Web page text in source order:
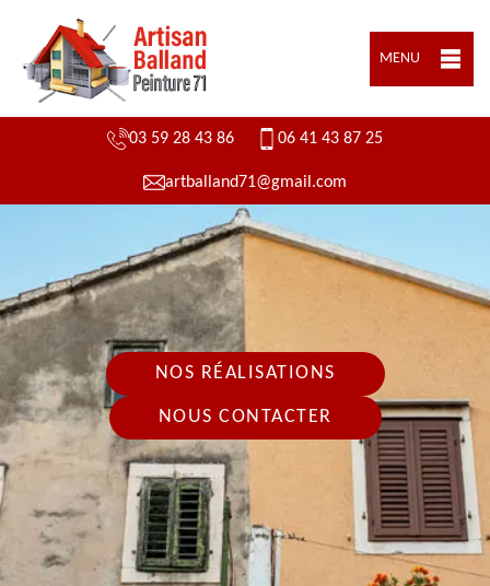
MENU
03 59 28 43 86 06 41 43 87 25
artballand71@gmail.com
NOS RÉALISATIONS
NOUS CONTACTER